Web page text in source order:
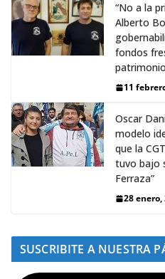
“No a la
Alberto
fondos
11
Oscar
modelo
que la
tuvo bajo
Ferraza”
28 enero,
SUSCRIBITE A NUESTRA